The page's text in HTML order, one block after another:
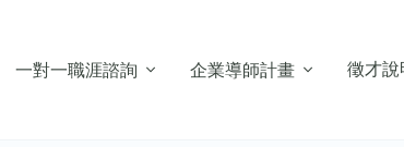
一對一職涯諮詢 企業導師計畫 徵才說